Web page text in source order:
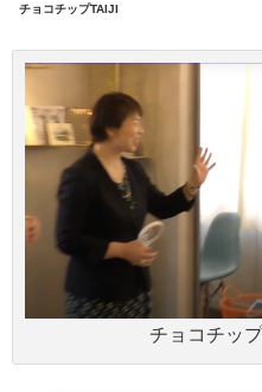
チョコチップTAIJI
チョコチッ